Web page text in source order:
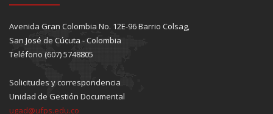
Avenida Gran Colombia No. 12E-96 Barrio Colsag,
San José de Cúcuta - Colombia
Teléfono (607) 5748805
Solicitudes y correspondencia
Unidad de Gestión Documental
ugad@ufps.edu.co